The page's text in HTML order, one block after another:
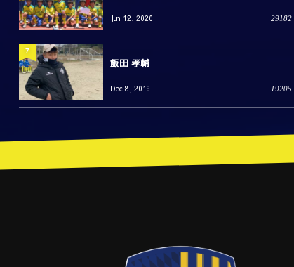
Jun 12, 2020 29182
飯田 孝輔
Dec 8, 2019 19205
7